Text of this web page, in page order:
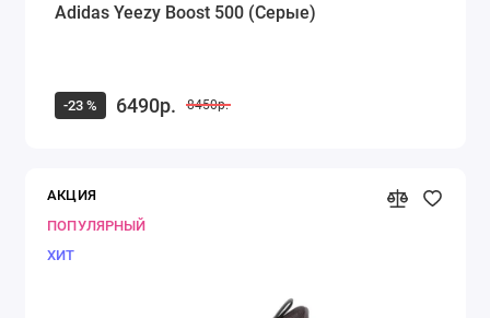
Adidas Yeezy Boost 500 (Серые)
-23 % 6490р. 8450р.
АКЦИЯ
ПОПУЛЯРНЫЙ
ХИТ